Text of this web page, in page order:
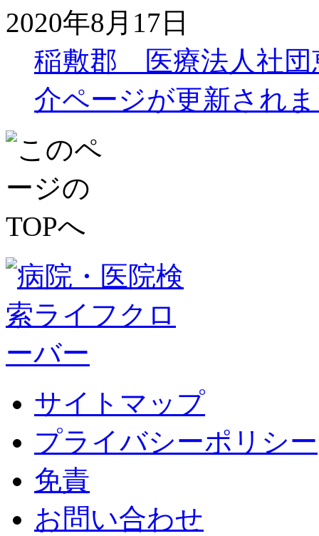
2020年8月17日
稲敷郡 医療法人社
介ページが更新され
サイトマップ
プライバシーポリシー
免責
お問い合わせ